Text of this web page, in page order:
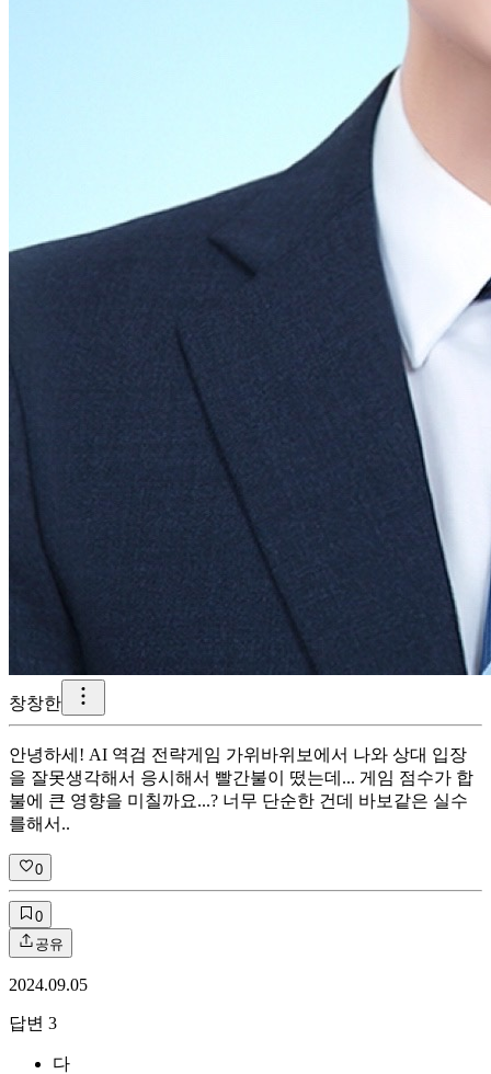
창창한
안녕하세! AI 역검 전략게임 가위바위보에서 나와 상대 입장
을 잘못생각해서 응시해서 빨간불이 떴는데... 게임 점수가 합
불에 큰 영향을 미칠까요...? 너무 단순한 건데 바보같은 실수
를해서..
0
0
공유
2024.09.05
답변 3
다